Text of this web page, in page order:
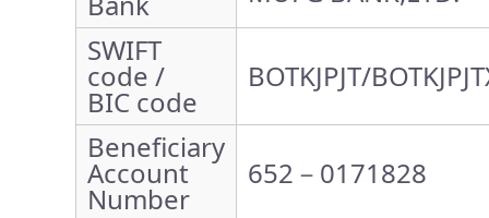
SWIFT
code /
BIC code
BOTKJPJT/
Beneficiary
Account
Number
652－0171828